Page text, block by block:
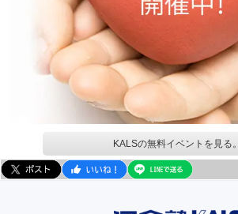
KALSの無料イベントを見る。